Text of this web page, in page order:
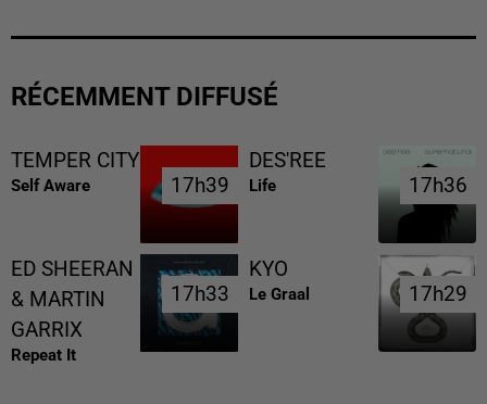
RÉCEMMENT DIFFUSÉ
TEMPER CITY
Self Aware 17h39
17h39
DES'REE
Life 17h36
17h36
ED SHEERAN
& MARTIN
GARRIX
Repeat It
17h33
17h33
KYO
Le Graal 17h29
17h29